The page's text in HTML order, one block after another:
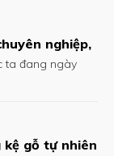
nghiệp,
ta đang ngày
kệ gỗ tự nhiên